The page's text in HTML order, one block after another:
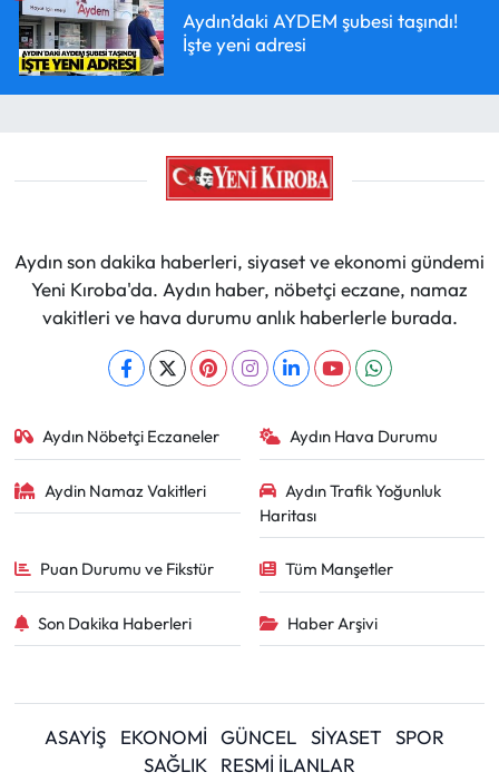
Aydın’daki AYDEM şubesi taşındı!
İşte yeni adresi
Aydın son dakika haberleri, siyaset ve ekonomi gündemi
Yeni Kıroba'da. Aydın haber, nöbetçi eczane, namaz
vakitleri ve hava durumu anlık haberlerle burada.
Aydın Nöbetçi Eczaneler Aydın Hava Durumu
Aydin Namaz Vakitleri
Aydın Trafik Yoğunluk
Haritası
Puan Durumu ve Fikstür Tüm Manşetler
Son Dakika Haberleri Haber Arşivi
ASAYİŞ EKONOMİ GÜNCEL SİYASET
SPOR
SAĞLIK
RESMİ İLANLAR